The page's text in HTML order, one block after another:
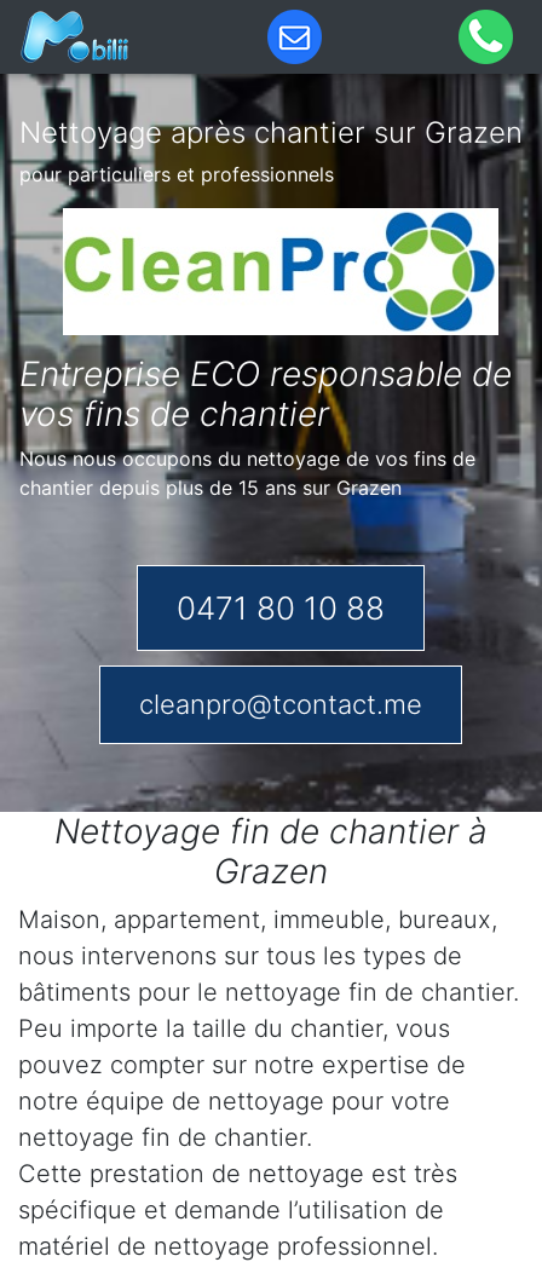
Nettoyage après chantier sur Grazen
pour particuliers et professionnels
Entreprise ECO responsable de
vos fins de chantier
Nous nous occupons du nettoyage de vos fins de
chantier depuis plus de 15 ans sur Grazen
0471 80 10 88
cleanpro@tcontact.me
Nettoyage fin de chantier à
Grazen
Maison, appartement, immeuble, bureaux,
nous intervenons sur tous les types de
bâtiments pour le nettoyage fin de chantier.
Peu importe la taille du chantier, vous
pouvez compter sur notre expertise de
notre équipe de nettoyage pour votre
nettoyage fin de chantier.
Cette prestation de nettoyage est très
spécifique et demande l’utilisation de
matériel de nettoyage professionnel.